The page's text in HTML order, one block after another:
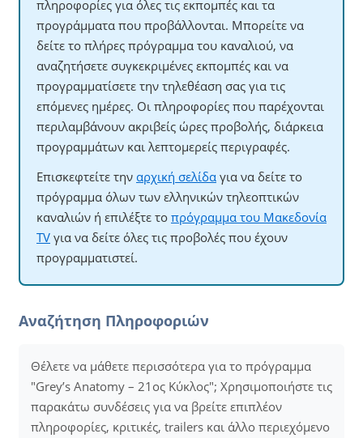
πληροφορίες για όλες τις εκπομπές και τα
προγράμματα που προβάλλονται. Μπορείτε να
δείτε το πλήρες πρόγραμμα του καναλιού, να
αναζητήσετε συγκεκριμένες εκπομπές και να
προγραμματίσετε την τηλεθέαση σας για τις
επόμενες ημέρες. Οι πληροφορίες που παρέχονται
περιλαμβάνουν ακριβείς ώρες προβολής, διάρκεια
προγραμμάτων και λεπτομερείς περιγραφές.
Επισκεφτείτε την αρχική σελίδα για να δείτε το
πρόγραμμα όλων των ελληνικών τηλεοπτικών
καναλιών ή επιλέξτε το πρόγραμμα του Μακεδονία
TV για να δείτε όλες τις προβολές που έχουν
προγραμματιστεί.
Αναζήτηση Πληροφοριών
Θέλετε να μάθετε περισσότερα για το πρόγραμμα
"Grey’s Anatomy – 21ος Κύκλος"; Χρησιμοποιήστε τις
παρακάτω συνδέσεις για να βρείτε επιπλέον
πληροφορίες, κριτικές, trailers και άλλο περιεχόμενο